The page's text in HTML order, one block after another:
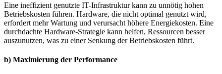
Eine ineffizient genutzte IT-Infrastruktur kann zu unnötig hohen
Betriebskosten führen. Hardware, die nicht optimal genutzt wird,
erfordert mehr Wartung und verursacht höhere Energiekosten. Eine
durchdachte Hardware-Strategie kann helfen, Ressourcen besser
auszunutzen, was zu einer Senkung der Betriebskosten führt.
b) Maximierung der Performance